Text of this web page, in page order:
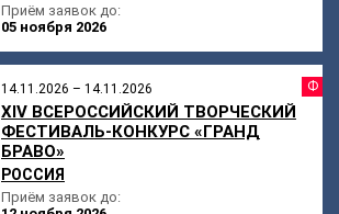
Приём заявок до:
05 ноября 2026
14.11.2026 – 14.11.2026
XIV ВСЕРОССИЙСКИЙ ТВОРЧЕСКИЙ
ФЕСТИВАЛЬ-КОНКУРС «ГРАНД
БРАВО»
РОССИЯ
Приём заявок до: